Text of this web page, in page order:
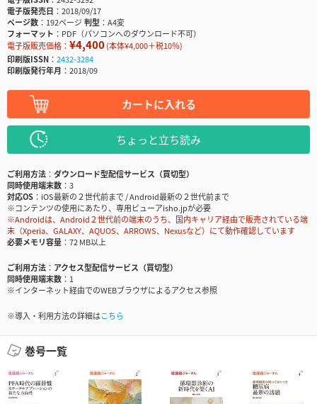
電子版発売日
2018/09/17
ページ数
192ページ判型
A4変
フォーマット
PDF（パソコンへのダウンロード不可）
電子版販売価格： ¥4,400(本体¥4,000＋税10％)
印刷版ISSN
2432-3284
印刷版発行年月
2018/09
カートに入れる
ちょっと立ち読み
ご利用方法
ダウンロード型配信サービス（買切型）
同時使用端末数
3
対応OS
iOS最新の２世代前まで / Android最新の２世代前まで
※コンテンツの使用にあたり、専用ビューアisho.jpが必要
※Androidは、Android２世代前の端末のうち、国内キャリア経由で販売されている端
末（Xperia、GALAXY、AQUOS、ARROWS、Nexusなど）にて動作確認しています
必要メモリ容量
72 MB以上
ご利用方法
アクセス型配信サービス（買切型）
同時使用端末数
1
※インターネット経由でのWEBブラウザによるアクセス参照
※導入・利用方法の詳細はこちら
巻号一覧